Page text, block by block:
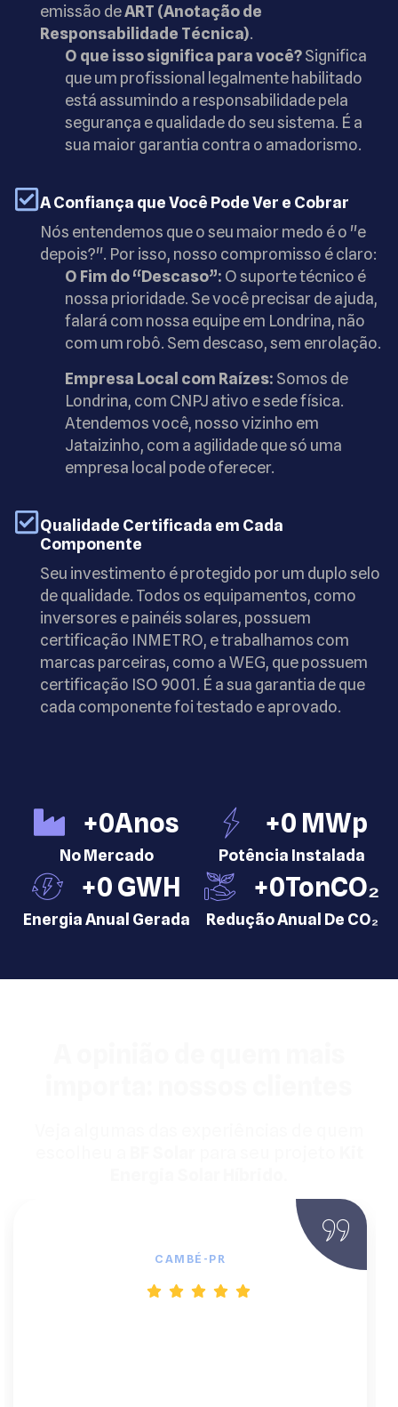
emissão deART (Anotação de
Responsabilidade Técnica).
O que isso significa para você?Significa
que um profissional legalmente habilitado
está assumindo a responsabilidade pela
segurança e qualidade do seu sistema. É a
sua maior garantia contra o amadorismo.
A Confiança que Você Pode Ver e Cobrar
Nós entendemos que o seu maior medo é o "e
depois?". Por isso, nosso compromisso é claro:
O Fim do “Descaso”: O suporte técnico é
nossa prioridade. Se você precisar de ajuda,
falará com nossa equipe em Londrina, não
com um robô. Sem descaso, sem enrolação.
Empresa Local com Raízes: Somos de
Londrina, com CNPJ ativo e sede física.
Atendemos você, nosso vizinho em
Jataizinho, com a agilidade que só uma
empresa local pode oferecer.
Qualidade Certificada em Cada
Componente
Seu investimento é protegido por um duplo selo
de qualidade. Todos os equipamentos, como
inversores e painéis solares, possuem
certificação INMETRO, e trabalhamos com
marcas parceiras, como a WEG, que possuem
certificação ISO 9001. É a sua garantia de que
cada componente foi testado e aprovado.
+0Anos
No Mercado
+0 MWp
Potência Instalada
+0 GWH
Energia Anual Gerada
+0TonCO₂
Redução Anual De CO₂
CAMBÉ-PR